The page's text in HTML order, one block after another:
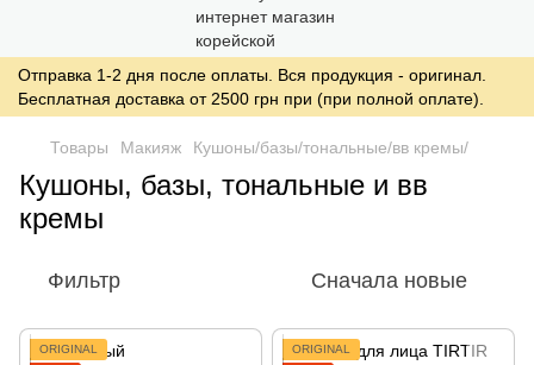
Отправка 1-2 дня после оплаты. Вся продукция - оригинал.
Бесплатная доставка от 2500 грн при (при полной оплате).
Товары Макияж Кушоны/базы/тональные/вв кремы/
Кушоны, базы, тональные и вв
кремы
Фильтр Сначала новые
ORIGINAL
ORIGINAL